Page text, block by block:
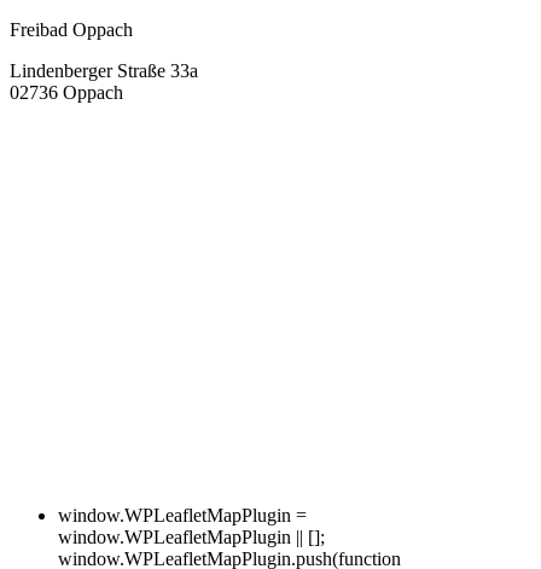
Freibad Oppach
Lindenberger Straße 33a
02736 Oppach
window.WPLeafletMapPlugin =
window.WPLeafletMapPlugin || [];
window.WPLeafletMapPlugin.push(function